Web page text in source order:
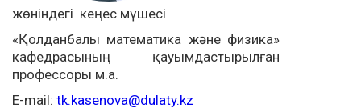
жөніндегі кеңес мүшесі
«Қолданбалы математика және физика»
кафедрасының қауымдастырылған
профессоры м.а.
E-mail: tk.kasenova@dulaty.kz